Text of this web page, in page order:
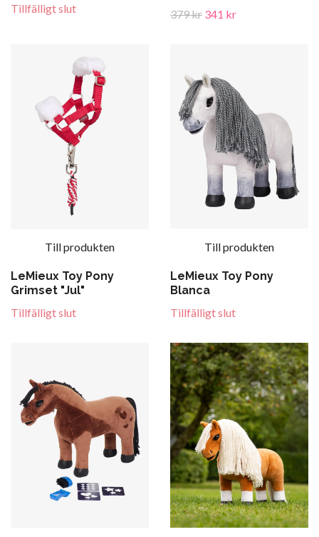
Tillfälligt slut
379 kr 341 kr
Till produkten
LeMieux Toy Pony
Grimset "Jul"
Tillfälligt slut
Till produkten
LeMieux Toy Pony
Blanca
Tillfälligt slut